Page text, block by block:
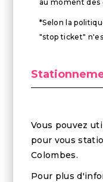
au moment des
*Selon la
"stop ticket"
Vous pouvez
pour vous
Colombes.
Pour plus